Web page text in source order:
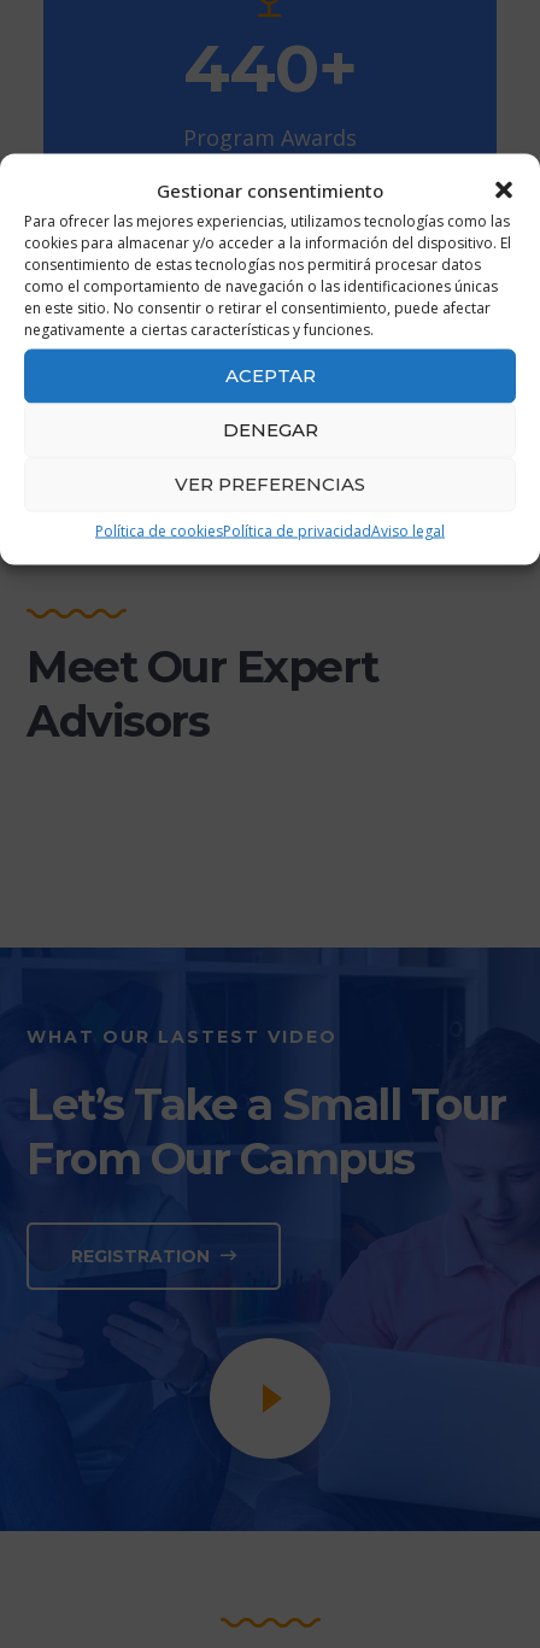
Gestionar consentimiento
Para ofrecer las mejores experiencias, utilizamos tecnologías como las
cookies para almacenar y/o acceder a la información del dispositivo. El
consentimiento de estas tecnologías nos permitirá procesar datos
como el comportamiento de navegación o las identificaciones únicas
en este sitio. No consentir o retirar el consentimiento, puede afectar
negativamente a ciertas características y funciones.
ACEPTAR
DENEGAR
VER PREFERENCIAS
Política de cookiesPolítica de privacidadAviso legal
515+
Program Awards
670+
Digital Laboratory
Meet Our Expert
Advisors
WHAT OUR LASTEST VIDEO
Let’s Take a Small Tour
From Our Campus
REGISTRATION